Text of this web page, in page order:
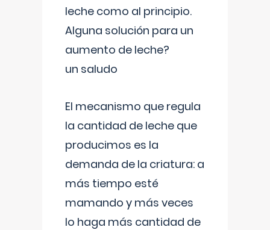
leche como al principio.
Alguna solución para un
aumento de leche?
un saludo
El mecanismo que regula
la cantidad de leche que
producimos es la
demanda de la criatura: a
más tiempo esté
mamando y más veces
lo haga más cantidad de